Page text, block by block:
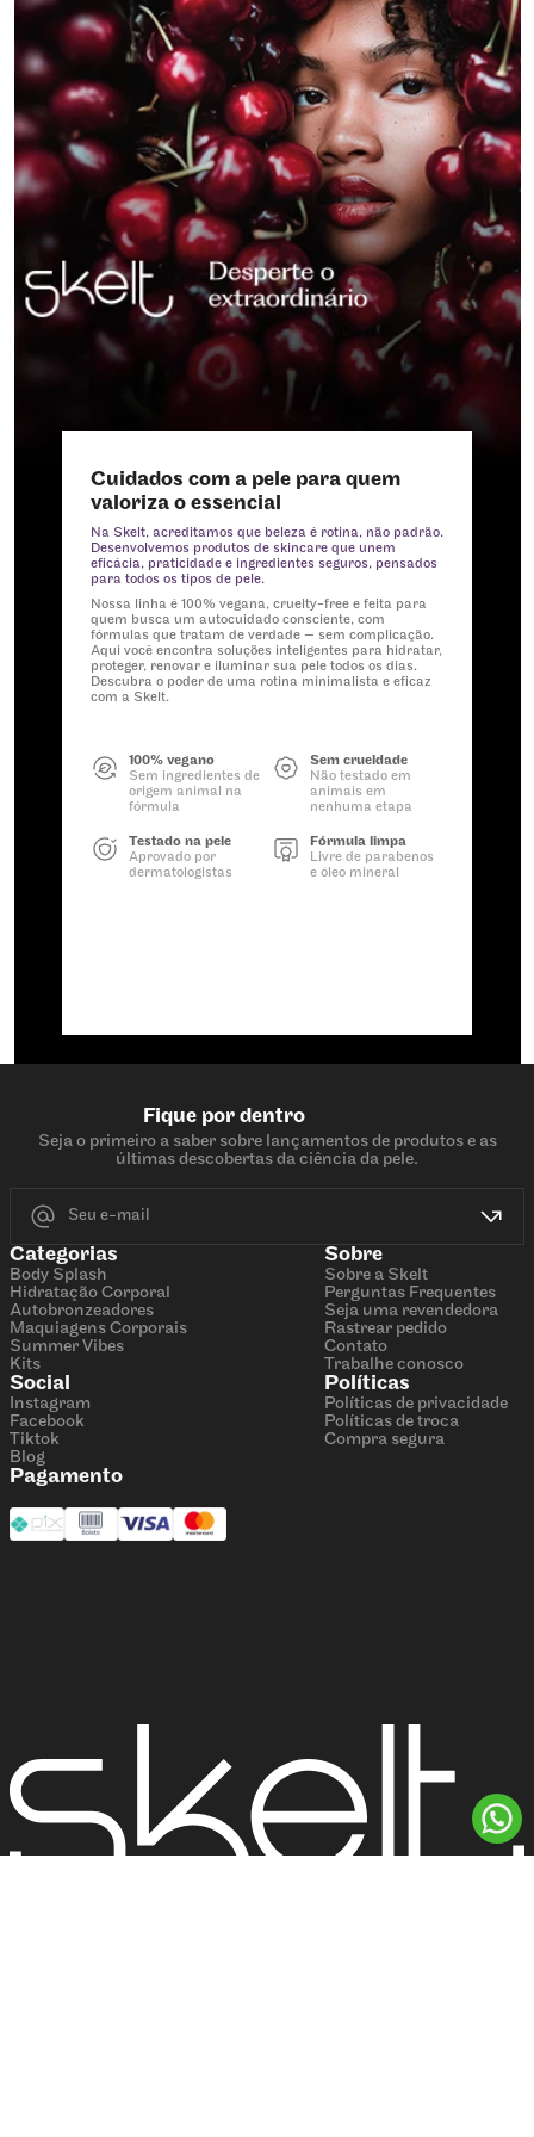
Cuidados com a pele para quem
valoriza o essencial
Na Skelt, acreditamos que beleza é rotina, não padrão.
Desenvolvemos produtos de skincare que unem
eficácia, praticidade e ingredientes seguros, pensados
para todos os tipos de pele.
Nossa linha é 100% vegana, cruelty-free e feita para
quem busca um autocuidado consciente, com
fórmulas que tratam de verdade — sem complicação.
Aqui você encontra soluções inteligentes para hidratar,
proteger, renovar e iluminar sua pele todos os dias.
Descubra o poder de uma rotina minimalista e eficaz
com a Skelt.
100% vegano
Sem ingredientes de
origem animal na
fórmula
Sem crueldade
Não testado em
animais em
nenhuma etapa
Testado na pele
Aprovado por
dermatologistas
Fórmula limpa
Livre de parabenos
e óleo mineral
Fique por dentro
Seja o primeiro a saber sobre lançamentos de produtos e as
últimas descobertas da ciência da pele.
Categorias
Body Splash
Hidratação Corporal
Autobronzeadores
Maquiagens Corporais
Summer Vibes
Kits
Sobre
Sobre a Skelt
Perguntas Frequentes
Seja uma revendedora
Rastrear pedido
Contato
Trabalhe conosco
Social
Instagram
Facebook
Tiktok
Blog
Políticas
Políticas de privacidade
Políticas de troca
Compra segura
Pagamento